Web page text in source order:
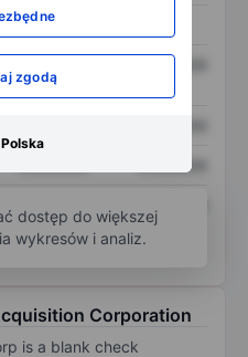
zgodą
Polska
XXXXXXX
XXXXXXX
dostęp do większej
wykresów i analiz.
Corporation
is a blank check